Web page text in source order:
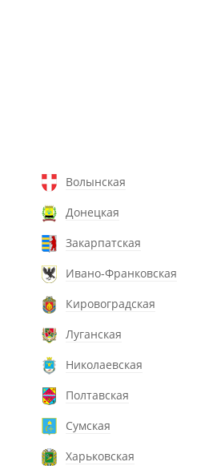
Волынская
Донецкая
Закарпатская
Ивано-Франковская
Кировоградская
Луганская
Николаевская
Полтавская
Сумская
Харьковская